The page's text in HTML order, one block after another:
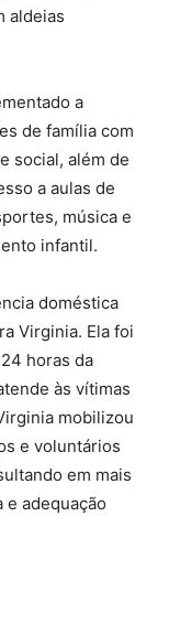
aldeias
a
de família com
social, além de
a aulas de
música e
infantil.
doméstica
Virginia. Ela foi
horas da
às vítimas
mobilizou
e voluntários
em mais
adequação